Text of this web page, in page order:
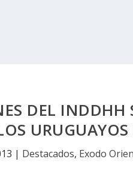
DEL INDDHH
URUGUAYOS
| Destacados, Exodo